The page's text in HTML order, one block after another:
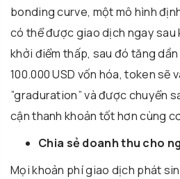
bonding curve, một mô hình
có thể được giao dịch ngay sau
khởi điểm thấp, sau đó tăng
100.000 USD vốn hóa, token sẽ
”graduration” và được chuyển
cận thanh khoản tốt hơn cùng
Chia sẻ doanh thu cho
Mọi khoản phí giao dịch phát